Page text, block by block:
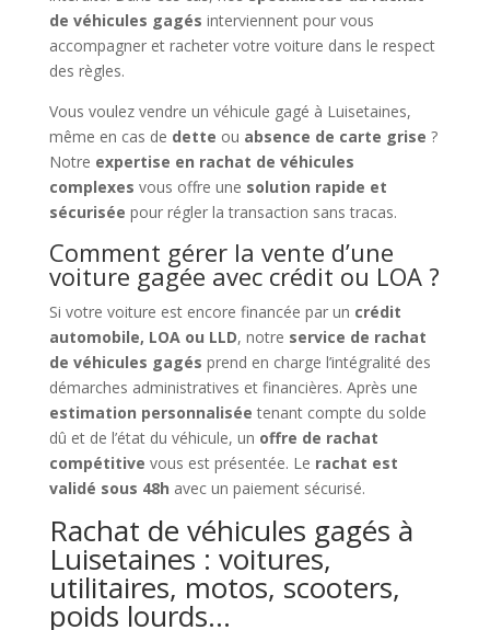
de véhicules gagés interviennent pour vous
accompagner et racheter votre voiture dans le respect
des règles.
Vous voulez vendre un véhicule gagé à Luisetaines,
même en cas de dette ou absence de carte grise ?
Notre expertise en rachat de véhicules
complexes vous offre une solution rapide et
sécurisée pour régler la transaction sans tracas.
Comment gérer la vente d’une
voiture gagée avec crédit ou LOA ?
Si votre voiture est encore financée par un crédit
automobile, LOA ou LLD, notre service de rachat
de véhicules gagés prend en charge l’intégralité des
démarches administratives et financières. Après une
estimation personnalisée tenant compte du solde
dû et de l’état du véhicule, un offre de rachat
compétitive vous est présentée. Le rachat est
validé sous 48h avec un paiement sécurisé.
Rachat de véhicules gagés à
Luisetaines : voitures,
utilitaires, motos, scooters,
poids lourds…